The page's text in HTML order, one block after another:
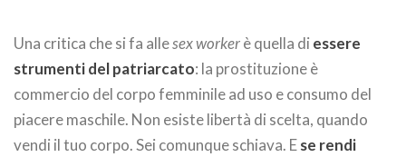
Una critica che si fa allesex workerè quella di essere
strumenti del patriarcato: la prostituzione è
commercio del corpo femminile ad uso e consumo del
piacere maschile. Non esiste libertà di scelta, quando
vendi il tuo corpo. Sei comunque schiava. Ese rendi